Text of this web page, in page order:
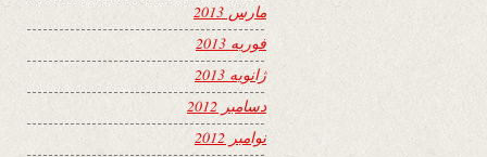
مارس 2013
فوریه 2013
ژانویه 2013
دسامبر 2012
نوامبر 2012